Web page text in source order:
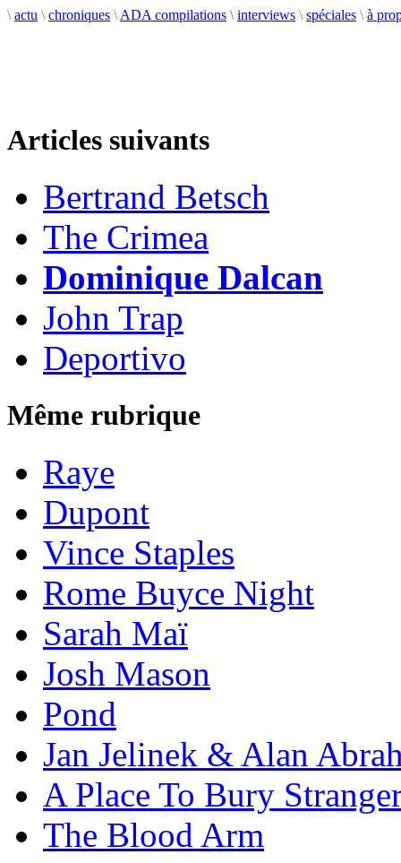
\ actu \ chroniques \ ADA compilations \ interviews \ spéciales \ à
Articles suivants
Bertrand Betsch
The Crimea
Dominique Dalcan
John Trap
Deportivo
Même rubrique
Raye
Dupont
Vince Staples
Rome Buyce Night
Sarah Maï
Josh Mason
Pond
Jan Jelinek & Alan
A Place To Bury
The Blood Arm